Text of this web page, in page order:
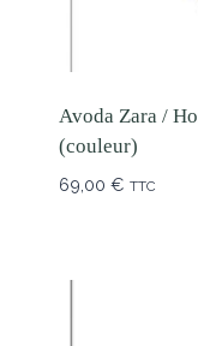
Avoda Zara /
(couleur)
69,00 € TTC